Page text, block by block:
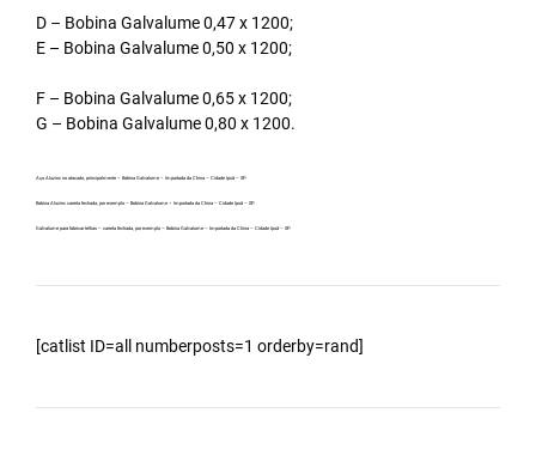
D – Bobina Galvalume 0,47 x 1200;
E – Bobina Galvalume 0,50 x 1200;
F – Bobina Galvalume 0,65 x 1200;
G – Bobina Galvalume 0,80 x 1200.
Aço Aluzinc no atacado, principalmente – Bobina Galvalume – Importada da China – Cidade Ipuã – SP.
Bobina Aluzinc carreta fechada, por exemplo – Bobina Galvalume – Importada da China – Cidade Ipuã – SP.
Galvalume para fabricar telhas – carreta fechada, por exemplo – Bobina Galvalume – Importada da China – Cidade Ipuã – SP.
[catlist ID=all numberposts=1 orderby=rand]